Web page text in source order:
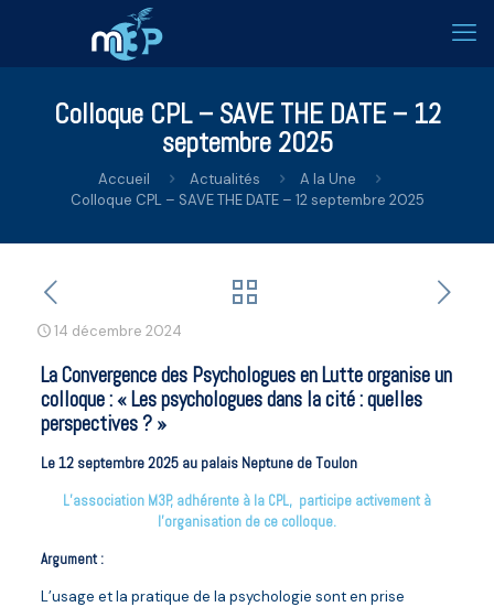
Colloque CPL – SAVE THE DATE – 12
septembre 2025
Accueil Actualités
A la Une
Colloque CPL – SAVE THE DATE – 12 septembre 2025
14 décembre 2024
La Convergence des Psychologues en Lutte organise un
colloque : « Les psychologues dans la cité : quelles
perspectives ? »
Le 12 septembre 2025 au palais Neptune de Toulon
L’association M3P, adhérente à la CPL, participe activement à
l’organisation de ce colloque.
Argument :
L’usage et la pratique de la psychologie sont en prise